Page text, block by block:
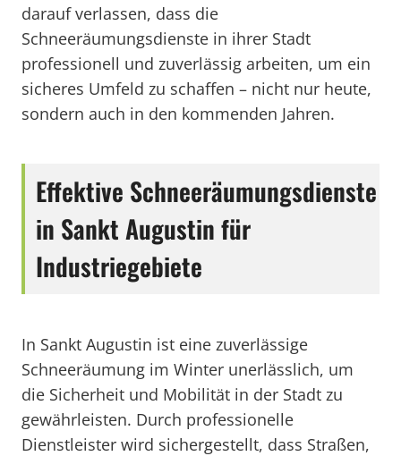
darauf verlassen, dass die
Schneeräumungsdienste in ihrer Stadt
professionell und zuverlässig arbeiten, um ein
sicheres Umfeld zu schaffen – nicht nur heute,
sondern auch in den kommenden Jahren.
Effektive Schneeräumungsdienste
in Sankt Augustin für
Industriegebiete
In Sankt Augustin ist eine zuverlässige
Schneeräumung im Winter unerlässlich, um
die Sicherheit und Mobilität in der Stadt zu
gewährleisten. Durch professionelle
Dienstleister wird sichergestellt, dass Straßen,